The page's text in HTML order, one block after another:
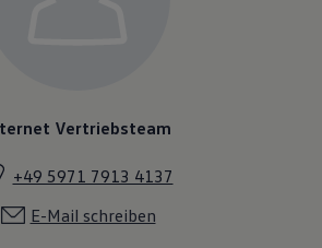
Vertriebsteam
+49 5971 7913 4137
E-Mail schreiben